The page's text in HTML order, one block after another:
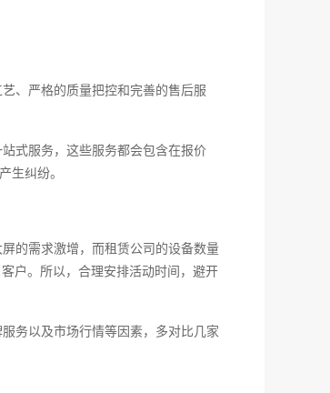
、严格的质量把控和完善的售后服
式服务，这些服务都会包含在报价
生纠纷。
的需求激增，而租赁公司的设备数量
户。所以，合理安排活动时间，避开
务以及市场行情等因素，多对比几家